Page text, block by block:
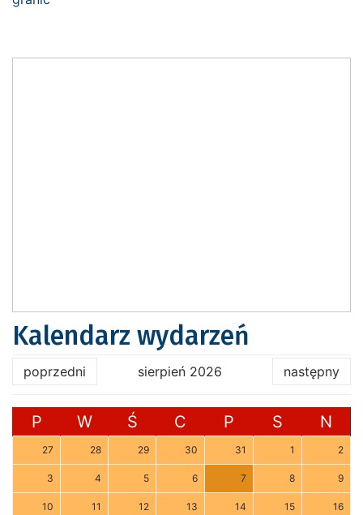
Kalendarz wydarzeń
poprzedni sierpień 2026 następny
P W Ś C P S N
27 28 29 30 31 1 2
3 4 5 6 7 8 9
10 11 12 13 14 15 16